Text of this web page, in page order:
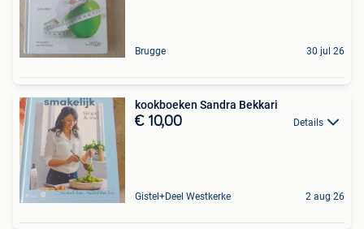
Brugge 30 jul 26
kookboeken Sandra Bekkari
€ 10,00 Details
Gistel+Deel Westkerke 2 aug 26